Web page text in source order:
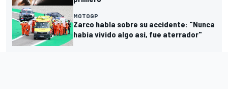
MOTOGP
Zarco habla sobre su accidente: "Nunca
había vivido algo así, fue aterrador"